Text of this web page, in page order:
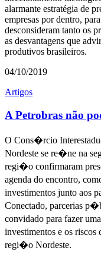
alarmante estratégia de
empresas por dentro,
desconsideram tanto os
as desvantagens que
produtivos brasileiros.
04/10/2019
Artigos
A Petrobras não
O Cons�rcio
Nordeste se re�ne na
regi�o confirmaram
agenda do encontro,
investimentos junto aos
Conectado, parcerias
convidado para fazer
investimentos e os
regi�o Nordeste.